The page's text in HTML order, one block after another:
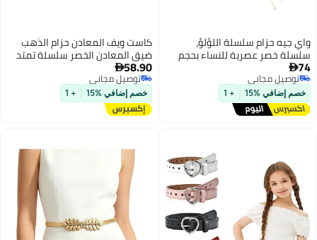
واي جيه حزام سلسلة اللؤلؤ،
سلسلة خصر عصرية للنساء بحجم
كبير، حزام معدني، حزام أنيق
لملابس النساء، تاج صيفي للشواطئ
(ذهب/فضة)
74
توصيل مجاني
توصيل مجاني
خصم إضافي %15 + 1
كاست ويف المعادن حزام الذهب
ضيق المعادن الخصر سلسلة تمتد
اللباس حزام مشبك حزام اللباس
الجينز والمجوهرات الرسمية
58.90
توصيل مجاني
توصيل مجاني
خصم إضافي %15 + 1